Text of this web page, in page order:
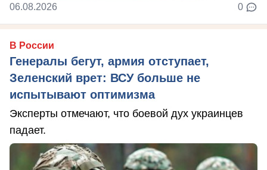
06.08.2026 0
В России
Генералы бегут, армия отступает,
Зеленский врет: ВСУ больше не
испытывают оптимизма
Эксперты отмечают, что боевой дух украинцев
падает.